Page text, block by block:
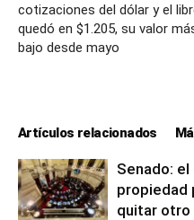
cotizaciones del dólar y el
quedó en $1.205, su valor
bajo desde mayo
Artículos relacionados
Senado:
propiedad
quitar